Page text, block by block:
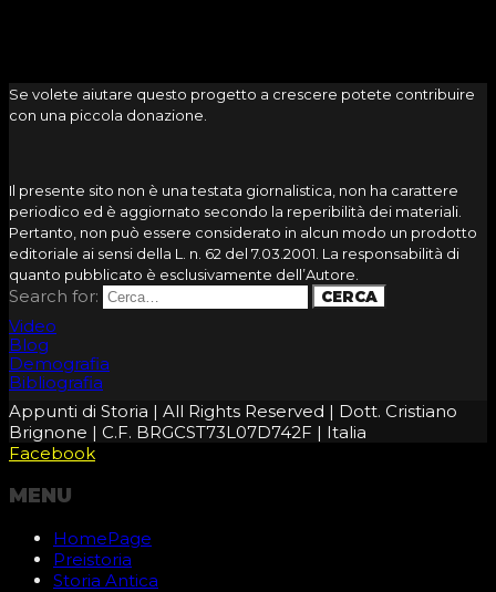
Se volete aiutare questo progetto a crescere potete contribuire
con una piccola donazione.
Il presente sito non è una testata giornalistica, non ha carattere
periodico ed è aggiornato secondo la reperibilità dei materiali.
Pertanto, non può essere considerato in alcun modo un prodotto
editoriale ai sensi della L. n. 62 del 7.03.2001. La responsabilità di
quanto pubblicato è esclusivamente dell’Autore.
Search for:
Video
Blog
Demografia
Bibliografia
Appunti di Storia | All Rights Reserved | Dott. Cristiano
Brignone | C.F. BRGCST73L07D742F | Italia
Facebook
MENU
HomePage
Preistoria
Storia Antica